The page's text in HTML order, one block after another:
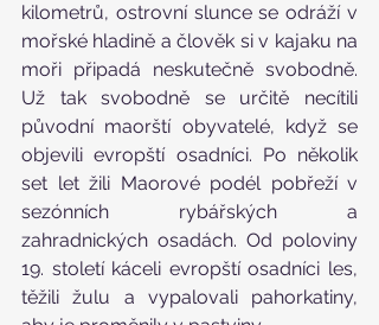
kilometrů, ostrovní slunce se odráží v
mořské hladině a člověk si v kajaku na
moři připadá neskutečně svobodně.
Už tak svobodně se určitě necítili
původní maorští obyvatelé, když se
objevili evropští osadníci. Po několik
set let žili Maorové podél pobřeží v
sezónních rybářských a
zahradnických osadách. Od poloviny
19. století káceli evropští osadníci les,
těžili žulu a vypalovali pahorkatiny,